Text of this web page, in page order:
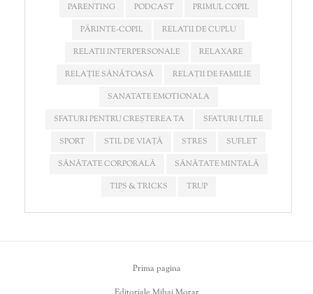
PARENTING
PODCAST
PRIMUL COPIL
PĂRINTE-COPIL
RELATII DE CUPLU
RELATII INTERPERSONALE
RELAXARE
RELAȚIE SĂNĂTOASĂ
RELAȚII DE FAMILIE
SANATATE EMOTIONALA
SFATURI PENTRU CREȘTEREA TA
SFATURI UTILE
SPORT
STIL DE VIAȚĂ STRES
SUFLET
SĂNĂTATE CORPORALĂ
SĂNĂTATE MINTALĂ
TIPS & TRICKS
TRUP
Prima pagina